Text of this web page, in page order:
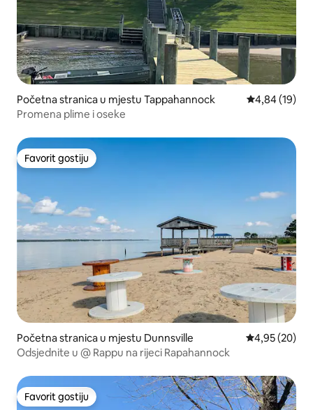
Početna stranica u mjestu Tappahannock prosječna
4,84 (19)
Promena plime i oseke
Favorit gostiju
Favorit gostiju
Početna stranica u mjestu Dunnsville prosječna
4,95 (20)
Odsjednite u @ Rappu na rijeci Rapahannock
Favorit gostiju
Favorit gostiju